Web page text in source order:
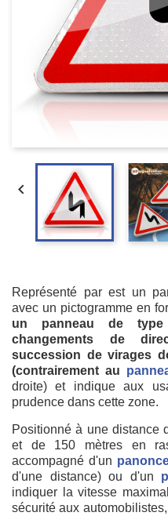

Représenté par est un
avec un pictogramme en
un panneau de
changements de
succession de virages
(contrairement au
droite) et indique aux
prudence dans cette zone.
Positionné à une distance
et de 150 mètres en
accompagné d'un
d'une distance) ou d'un
indiquer la vitesse
sécurité aux